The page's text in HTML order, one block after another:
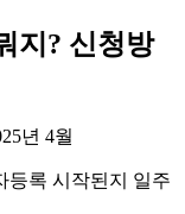
지? 신청방
등록 시작된지 일주